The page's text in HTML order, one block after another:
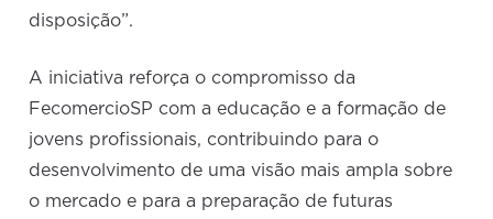
disposição”.
A iniciativa reforça o compromisso da
FecomercioSP com a educação e a formação de
jovens profissionais, contribuindo para o
desenvolvimento de uma visão mais ampla sobre
o mercado e para a preparação de futuras